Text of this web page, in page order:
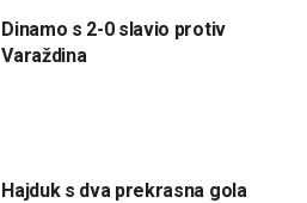
Dinamo s 2-0 slavio protiv
Varaždina
Hajduk s dva prekrasna gola